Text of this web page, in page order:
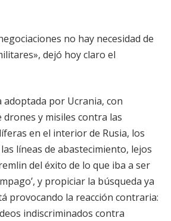
no hay necesidad de
dejó hoy claro el
por Ucrania, con
y misiles contra las
en el interior de Rusia, los
líneas de abastecimiento, lejos
del éxito de lo que iba a ser
y propiciar la búsqueda ya
provocando la reacción contraria:
indiscriminados contra